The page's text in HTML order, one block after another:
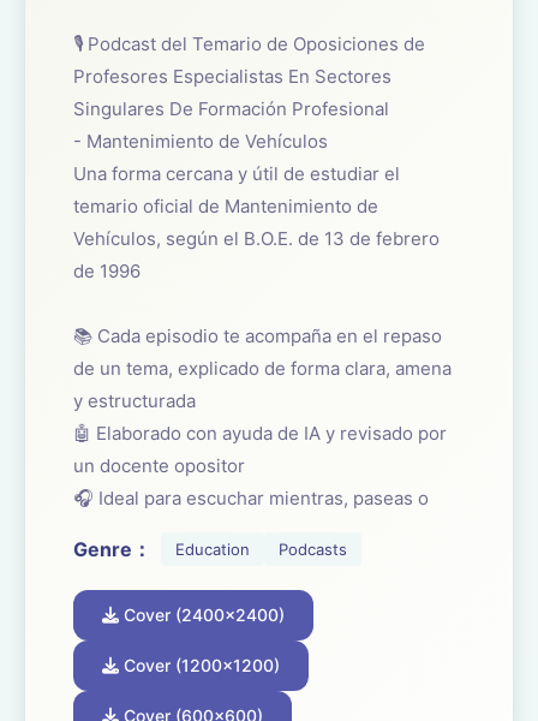
🎙️ Podcast del Temario de Oposiciones de
Profesores Especialistas En Sectores
Singulares De Formación Profesional
- Mantenimiento de Vehículos
Una forma cercana y útil de estudiar el
temario oficial de Mantenimiento de
Vehículos, según el B.O.E. de 13 de febrero
de 1996
📚 Cada episodio te acompaña en el repaso
de un tema, explicado de forma clara, amena
y estructurada
🤖 Elaborado con ayuda de IA y revisado por
un docente opositor
🎧 Ideal para escuchar mientras, paseas o
☕ ¿Te está ayudando el podcast? Apóyalo con
un café aquí:
buymeacoffee.com/oposicionesfp
Genre： Education Podcasts
Cover (2400x2400)
Cover (1200x1200)
Cover (600x600)